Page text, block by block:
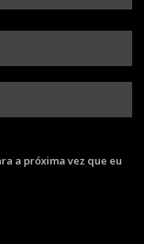
a próxima vez que eu